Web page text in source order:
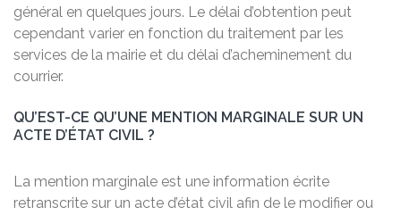
général en quelques jours. Le délai d’obtention peut
cependant varier en fonction du traitement par les
services de la mairie et du délai d’acheminement du
courrier.
QU’EST-CE QU’UNE MENTION MARGINALE SUR UN
ACTE D’ÉTAT CIVIL ?
La mention marginale est une information écrite
retranscrite sur un acte d’état civil afin de le modifier ou